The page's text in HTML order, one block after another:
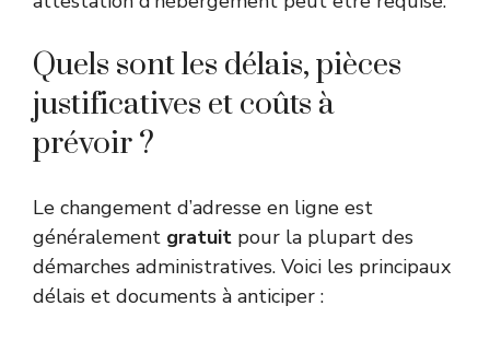
Quels sont les délais, pièces
justificatives et coûts à
prévoir ?
Le changement d’adresse en ligne est
généralement gratuit pour la plupart des
démarches administratives. Voici les principaux
délais et documents à anticiper :